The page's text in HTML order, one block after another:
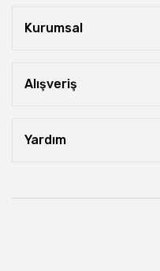
Kurumsal
Alışveriş
Yardım